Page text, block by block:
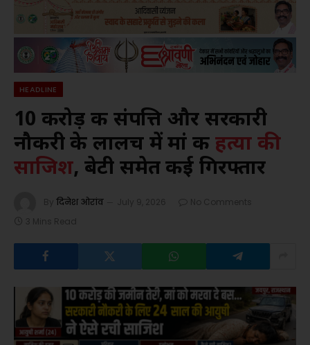
HEADLINE
10 करोड़ की संपत्ति और सरकारी
नौकरी के लालच में मां की हत्या की
साजिश, बेटी समेत कई गिरफ्तार
By दिनेश ओरांव July 9, 2026
No Comments
3 Mins Read